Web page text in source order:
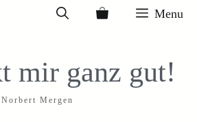
Menu
mir ganz gut!
Norbert Mergen